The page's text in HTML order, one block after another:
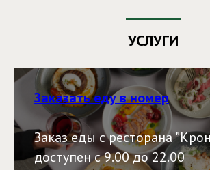
УСЛУГИ
Заказать еду в номер
Заказ еды с ресторана
доступен с 9.00 до 22.00